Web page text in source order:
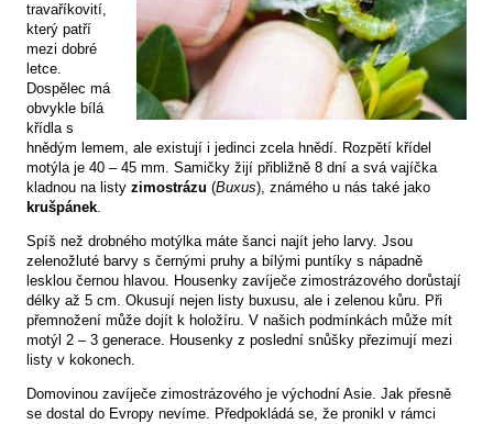
travaříkovití,
který patří
mezi dobré
letce.
Dospělec má
obvykle bílá
křídla s
hnědým lemem, ale existují i jedinci zcela hnědí. Rozpětí křídel
motýla je 40 – 45 mm. Samičky žijí přibližně 8 dní a svá vajíčka
kladnou na listy zimostrázu (Buxus), známého u nás také jako
krušpánek.
Spíš než drobného motýlka máte šanci najít jeho larvy. Jsou
zelenožluté barvy s černými pruhy a bílými puntíky s nápadně
lesklou černou hlavou. Housenky zavíječe zimostrázového dorůstají
délky až 5 cm. Okusují nejen listy buxusu, ale i zelenou kůru. Při
přemnožení může dojít k holožíru. V našich podmínkách může mít
motýl 2 – 3 generace. Housenky z poslední snůšky přezimují mezi
listy v kokonech.
Domovinou zavíječe zimostrázového je východní Asie. Jak přesně
se dostal do Evropy nevíme. Předpokládá se, že pronikl v rámci